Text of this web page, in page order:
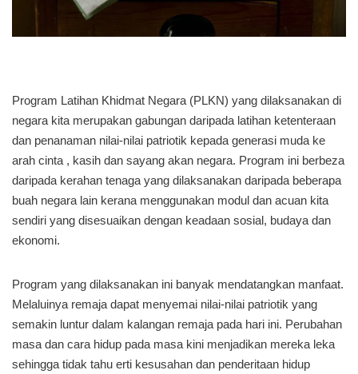
Program Latihan Khidmat Negara (PLKN) yang dilaksanakan di
negara kita merupakan gabungan daripada latihan ketenteraan
dan penanaman nilai-nilai patriotik kepada generasi muda ke
arah cinta , kasih dan sayang akan negara. Program ini berbeza
daripada kerahan tenaga yang dilaksanakan daripada beberapa
buah negara lain kerana menggunakan modul dan acuan kita
sendiri yang disesuaikan dengan keadaan sosial, budaya dan
ekonomi.
Program yang dilaksanakan ini banyak mendatangkan manfaat.
Melaluinya remaja dapat menyemai nilai-nilai patriotik yang
semakin luntur dalam kalangan remaja pada hari ini. Perubahan
masa dan cara hidup pada masa kini menjadikan mereka leka
sehingga tidak tahu erti kesusahan dan penderitaan hidup